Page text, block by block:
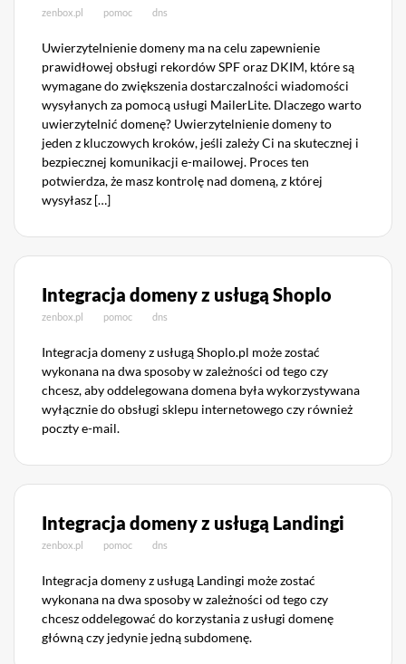
zenbox.pl pomoc dns
Uwierzytelnienie domeny ma na celu zapewnienie
prawidłowej obsługi rekordów SPF oraz DKIM, które są
wymagane do zwiększenia dostarczalności wiadomości
wysyłanych za pomocą usługi MailerLite. Dlaczego warto
uwierzytelnić domenę? Uwierzytelnienie domeny to
jeden z kluczowych kroków, jeśli zależy Ci na skutecznej i
bezpiecznej komunikacji e-mailowej. Proces ten
potwierdza, że masz kontrolę nad domeną, z której
wysyłasz […]
Integracja domeny z usługą Shoplo
zenbox.pl pomoc dns
Integracja domeny z usługą Shoplo.pl może zostać
wykonana na dwa sposoby w zależności od tego czy
chcesz, aby oddelegowana domena była wykorzystywana
wyłącznie do obsługi sklepu internetowego czy również
poczty e-mail.
Integracja domeny z usługą Landingi
zenbox.pl pomoc dns
Integracja domeny z usługą Landingi może zostać
wykonana na dwa sposoby w zależności od tego czy
chcesz oddelegować do korzystania z usługi domenę
główną czy jedynie jedną subdomenę.